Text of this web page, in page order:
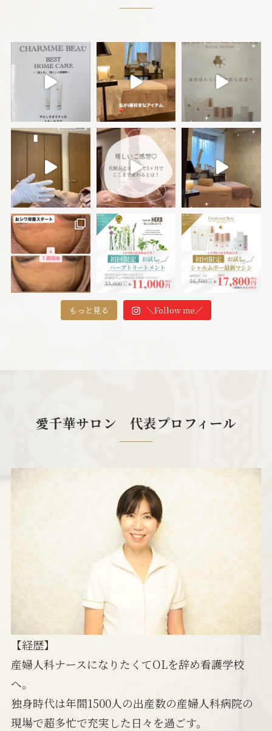
もっと見る ＼Follow me／
愛千華サロン 代表プロフィール
【経歴】
産婦人科ナースになりたくてOLを辞め看護学校
へ。
独身時代は年間1500人の出産数の産婦人科病院の
現場で超多忙で充実した日々を過ごす。